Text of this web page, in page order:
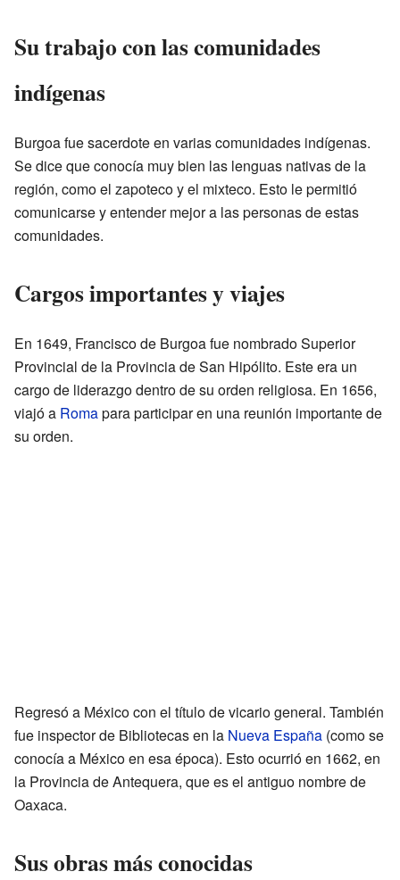
Su trabajo con las comunidades
indígenas
Burgoa fue sacerdote en varias comunidades indígenas.
Se dice que conocía muy bien las lenguas nativas de la
región, como el zapoteco y el mixteco. Esto le permitió
comunicarse y entender mejor a las personas de estas
comunidades.
Cargos importantes y viajes
En 1649, Francisco de Burgoa fue nombrado Superior
Provincial de la Provincia de San Hipólito. Este era un
cargo de liderazgo dentro de su orden religiosa. En 1656,
viajó a Romapara participar en una reunión importante de
su orden.
Regresó a México con el título de vicario general. También
fue inspector de Bibliotecas en la Nueva España (como se
conocía a México en esa época). Esto ocurrió en 1662, en
la Provincia de Antequera, que es el antiguo nombre de
Oaxaca.
Sus obras más conocidas